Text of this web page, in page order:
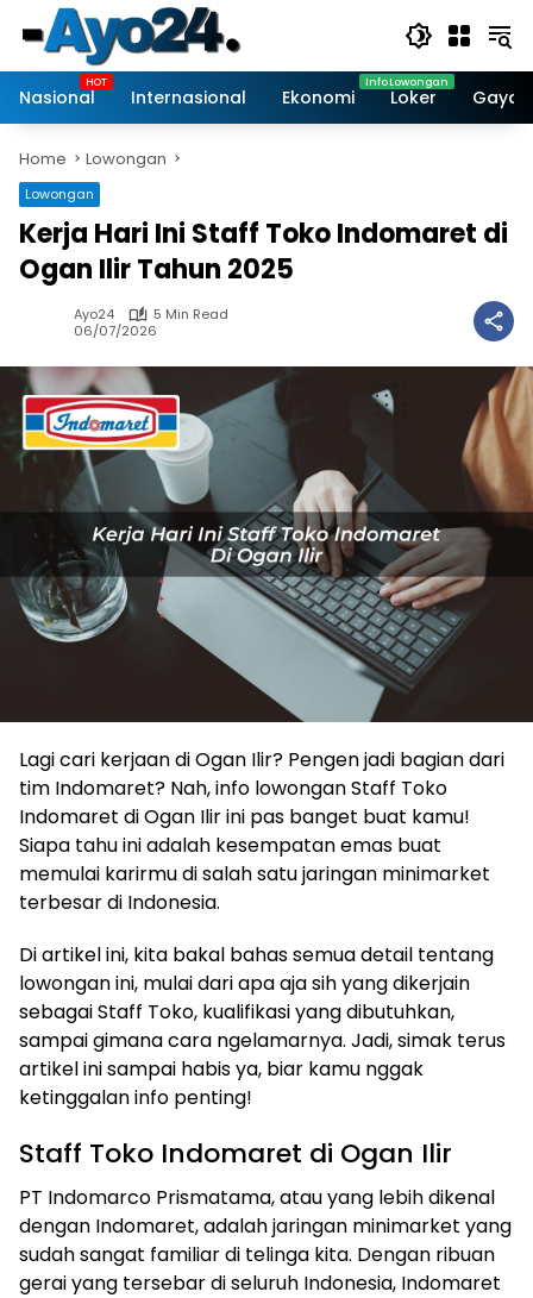
content
Nasional
Internasional Ekonomi Loker Gaya
Home Lowongan
Lowongan
Kerja Hari Ini Staff Toko Indomaret di
Ogan Ilir Tahun 2025
Ayo24
5 Min Read
06/07/2026
Lagi cari kerjaan di Ogan Ilir? Pengen jadi bagian dari
tim Indomaret? Nah, info lowongan Staff Toko
Indomaret di Ogan Ilir ini pas banget buat kamu!
Siapa tahu ini adalah kesempatan emas buat
memulai karirmu di salah satu jaringan minimarket
terbesar di Indonesia.
Di artikel ini, kita bakal bahas semua detail tentang
lowongan ini, mulai dari apa aja sih yang dikerjain
sebagai Staff Toko, kualifikasi yang dibutuhkan,
sampai gimana cara ngelamarnya. Jadi, simak terus
artikel ini sampai habis ya, biar kamu nggak
ketinggalan info penting!
Staff Toko Indomaret di Ogan Ilir
PT Indomarco Prismatama, atau yang lebih dikenal
dengan Indomaret, adalah jaringan minimarket yang
sudah sangat familiar di telinga kita. Dengan ribuan
gerai yang tersebar di seluruh Indonesia, Indomaret